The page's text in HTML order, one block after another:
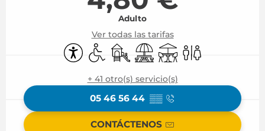
Adulto
Ver todas las tarifas
Accesibilidad
Acceso para minusválidos
Juegos infantiles / Zona de
Zona de picnic
TerrazaAseos
+ 41 otro(s) servicio(s)
05 46 56 44 ▒▒
CONTÁCTENOS